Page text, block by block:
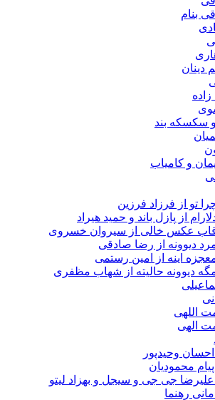
فرزین
باند و حمید هیراد
از سیروان خسروی
از رضا صادقی
از امین رستمی
حالیته از شهاب مظفری
جی و سیجل و بهزاد لیتو